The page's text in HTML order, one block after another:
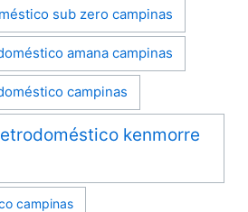
sub zero campinas
amana campinas
campinas
kenmorre
campinas